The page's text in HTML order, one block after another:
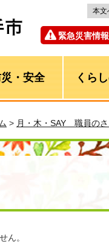
本文
緊急災害情報
・安全 くら
> 月・木・SAY 職員のさ
ん。